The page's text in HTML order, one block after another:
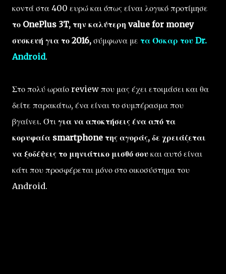
κοντά στα 400 ευρώ και όπως είναι λογικό προτίμησε
το OnePlus 3T, την καλύτερη value for money
συσκευή για το 2016, σύμφωνα με τα Όσκαρ του Dr.
Android.
Στο πολύ ωραίο review που μας έχει ετοιμάσει και θα
δείτε παρακάτω, ένα είναι το συμπέρασμα που
βγαίνει. Ότι για να αποκτήσεις ένα από τα
κορυφαία smartphone της αγοράς, δε χρειάζεται
να ξοδέψεις το μηνιάτικο μισθό σου και αυτό είναι
κάτι που προσφέρεται μόνο στο οικοσύστημα του
Android.